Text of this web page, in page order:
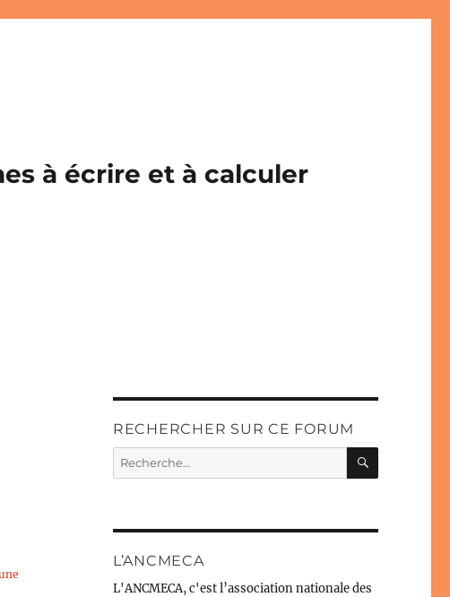
à écrire et à calculer
RECHERCHER SUR CE FORUM
Recherche
pour :
L’ANCMECA
L'ANCMECA, c'est l’association nationale des